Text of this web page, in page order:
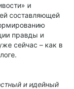
и
составляющей
правды и
сейчас – как в
и идейный